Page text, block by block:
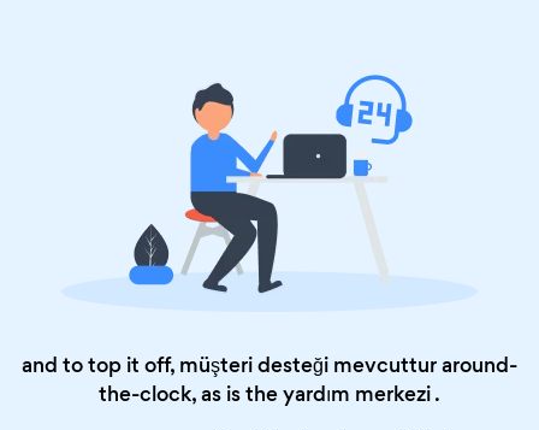
and to top it off, müşteri desteği mevcuttur around-
the-clock, as is theyardım merkezi.